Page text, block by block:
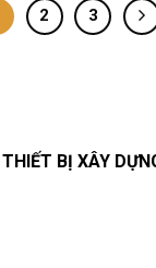
2 3
BỊ XÂY